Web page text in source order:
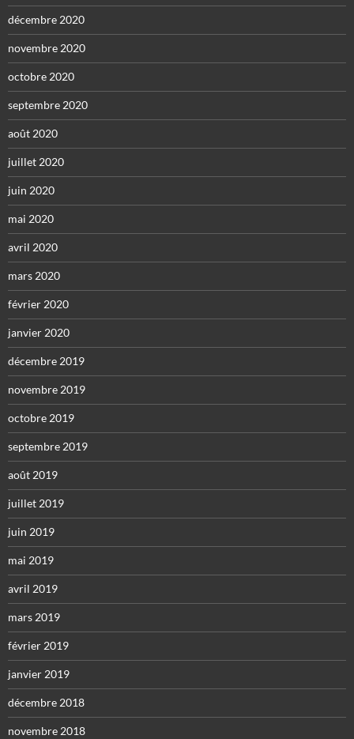
décembre 2020
novembre 2020
octobre 2020
septembre 2020
août 2020
juillet 2020
juin 2020
mai 2020
avril 2020
mars 2020
février 2020
janvier 2020
décembre 2019
novembre 2019
octobre 2019
septembre 2019
août 2019
juillet 2019
juin 2019
mai 2019
avril 2019
mars 2019
février 2019
janvier 2019
décembre 2018
novembre 2018